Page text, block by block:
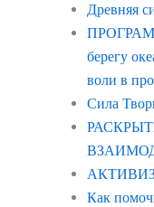
Древняя
берегу
воли в
Сила
Как